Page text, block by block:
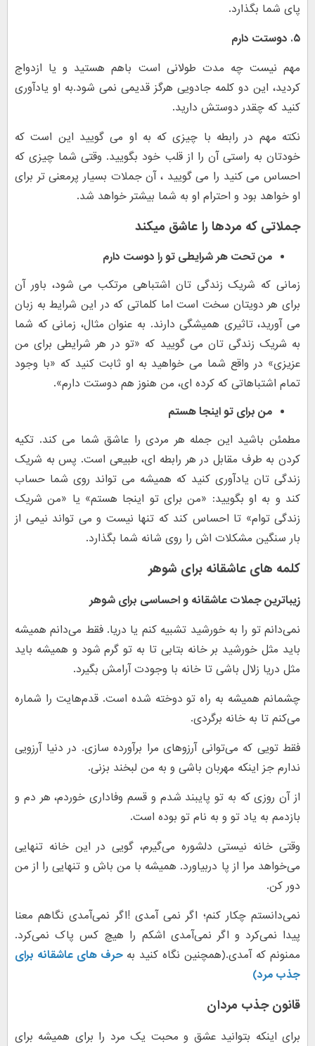
پای شما بگذارد.
۵. دوستت دارم
مهم نیست چه مدت طولانی است باهم هستید و یا ازدواج
کردید، این دو کلمه جادویی هرگز قدیمی نمی شود.به او یادآوری
کنید که چقدر دوستش دارید.
نکته مهم در رابطه با چیزی که به او می گویید این است که
خودتان به راستی آن را از قلب خود بگویید. وقتی شما چیزی که
احساس می کنید را می گویید ، آن جملات بسیار پرمعنی تر برای
او خواهد بود و احترام او به شما بیشتر خواهد شد.
جملاتی که مردها را عاشق میکند
من تحت هر شرایطی تو را دوست دارم
زمانی که شریک زندگی تان اشتباهی مرتکب می شود، باور آن
برای هر دویتان سخت است اما کلماتی که در این شرایط به زبان
می آورید، تاثیری همیشگی دارند. به عنوان مثال، زمانی که شما
به شریک زندگی تان می گویید که «تو در هر شرایطی برای من
عزیزی» در واقع شما می خواهید به او ثابت کنید که «با وجود
تمام اشتباهاتی که کرده ای، من هنوز هم دوستت دارم».
من برای تو اینجا هستم
مطمئن باشید این جمله هر مردی را عاشق شما می کند. تکیه
کردن به طرف مقابل در هر رابطه ای، طبیعی است. پس به شریک
زندگی تان یادآوری کنید که همیشه می تواند روی شما حساب
کند و به او بگویید: «من برای تو اینجا هستم» یا «من شریک
زندگی توام» تا احساس کند که تنها نیست و می تواند نیمی از
بار سنگین مشکلات اش را روی شانه شما بگذارد.
کلمه های عاشقانه برای شوهر
زیباترین جملات عاشقانه و احساسی برای شوهر
نمی‌دانم تو را به خورشید تشبیه کنم یا دریا. فقط می‌دانم همیشه
باید مثل خورشید بر خانه بتابی تا به تو گرم شود و همیشه باید
مثل دریا زلال باشی تا خانه با وجودت آرامش بگیرد.
چشمانم همیشه به راه تو دوخته شده است. قدم‌هایت را شماره
می‌کنم تا به خانه برگردی.
فقط تویی که می‌توانی آرزوهای مرا برآورده سازی. در دنیا آرزویی
ندارم جز اینکه مهربان باشی و به من لبخند بزنی.
از آن روزی که به تو پایبند شدم و قسم وفاداری خوردم، هر دم و
بازدمم به یاد تو و به نام تو بوده است.
وقتی خانه نیستی دلشوره می‌گیرم، گویی در این خانه تنهایی
می‌خواهد مرا از پا دربیاورد. همیشه با من باش و تنهایی را از من
دور کن.
نمی‌دانستم چکار کنم؛ اگر نمی آمدی !اگر نمی‌آمدی نگاهم معنا
پیدا نمی‌کرد و اگر نمی‌آمدی اشکم را هیچ کس پاک نمی‌کرد.
ممنونم که آمدی.(همچنین نگاه کنید به حرف های عاشقانه برای
جذب مرد)
قانون جذب مردان
برای اینکه بتوانید عشق و محبت یک مرد را برای همیشه برای